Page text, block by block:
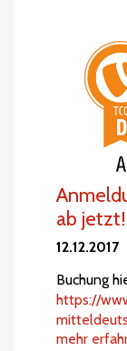
ab jetzt!
12.12.2017
Buchung
https://
mehr